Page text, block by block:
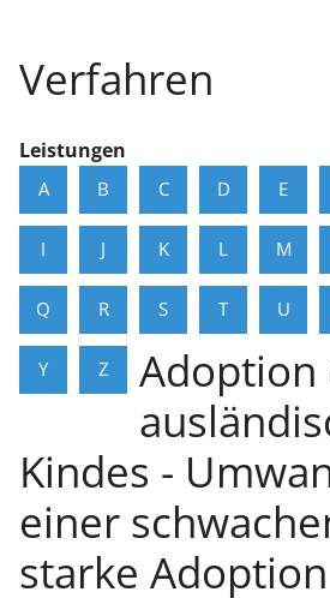
Verfahren
Leistungen
A B C D E
I J K L M
Q R S T U
Y Z
Adoption
Kindes -
einer
starke Adoption